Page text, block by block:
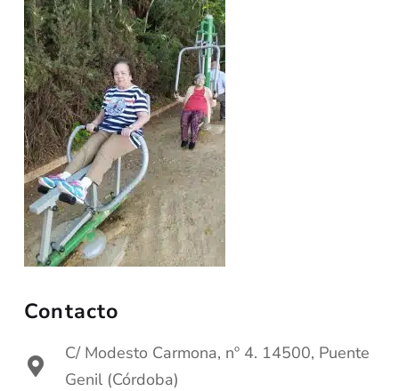
Contacto
C/ Modesto Carmona, nº 4. 14500, Puente
Genil (Córdoba)